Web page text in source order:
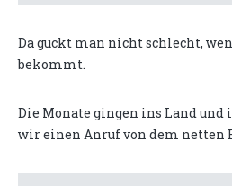
Da guckt man nicht schlecht,
bekommt.
Die Monate gingen ins Land
wir einen Anruf von dem netten